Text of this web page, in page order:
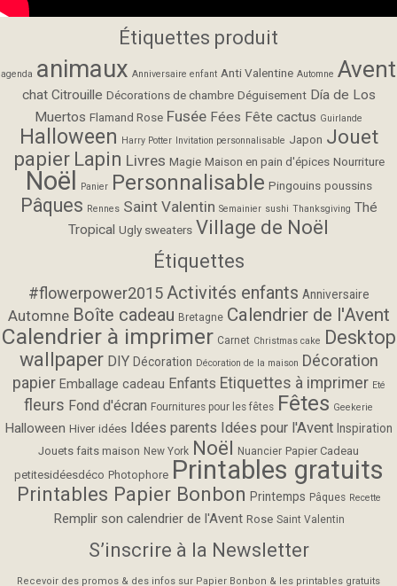
Étiquettes produit
agenda animaux Anniversaire enfant Anti Valentine Automne Avent
chat Citrouille Décorations de chambre Déguisement Día de Los
Muertos Flamand Rose Fusée Fées Fête cactus Guirlande
Halloween Harry Potter Invitation personnalisable Japon Jouet
papier Lapin Livres Magie Maison en pain d'épices Nourriture
Noël Panier Personnalisable Pingouins poussins
Pâques Rennes Saint Valentin Semainier sushi Thanksgiving Thé
Tropical Ugly sweaters Village de Noël
Étiquettes
#flowerpower2015 Activités enfants Anniversaire
Automne Boîte cadeau Bretagne Calendrier de l'Avent
Calendrier à imprimer Carnet Christmas cake
Desktop
wallpaper DIY Décoration Décoration de la maison Décoration
papier Emballage cadeau Enfants Etiquettes à imprimer Eté
fleurs Fond d'écran Fournitures pour les fêtes Fêtes Geekerie
Halloween Hiver idées Idées parents Idées pour l'Avent Inspiration
Jouets faits maison New York Noël Nuancier Papier Cadeau
petitesidéesdéco Photophore Printables gratuits
Printables Papier Bonbon Printemps Pâques Recette
Remplir son calendrier de l'Avent Rose Saint Valentin
S’inscrire à la Newsletter
Recevoir des promos & des infos sur Papier Bonbon & les printables gratuits